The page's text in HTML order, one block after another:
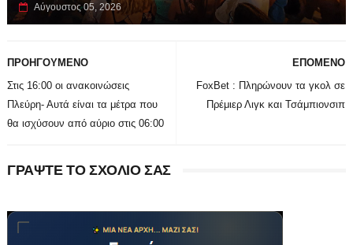
Αύγουστος 05, 2026
ΕΠΟΜΕΝΟ
FoxBet : Πληρώνουν τα γκολ σε
Πρέμιερ Λιγκ και Τσάμπιονσιπ
ΠΡΟΗΓΟΥΜΕΝΟ
Στις 16:00 οι ανακοινώσεις
Πλεύρη- Αυτά είναι τα μέτρα που
θα ισχύσουν από αύριο στις 06:00
ΓΡΑΨΤΕ ΤΟ ΣΧΟΛΙΟ ΣΑΣ